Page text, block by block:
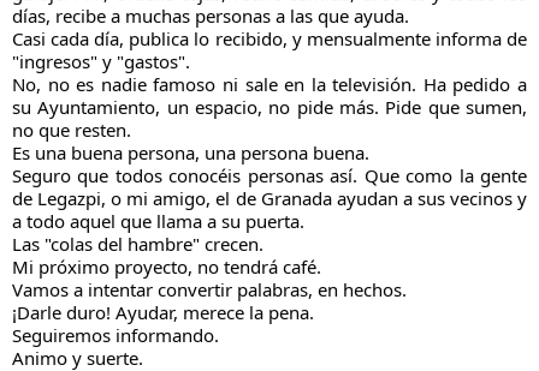
días, recibe a muchas personas a las que ayuda.
Casi cada día, publica lo recibido, y mensualmente informa de
"ingresos" y "gastos".
No, no es nadie famoso ni sale en la televisión. Ha pedido a
su Ayuntamiento, un espacio, no pide más. Pide que sumen,
no que resten.
Es una buena persona, una persona buena.
Seguro que todos conocéis personas así. Que como la gente
de Legazpi, o mi amigo, el de Granada ayudan a sus vecinos y
a todo aquel que llama a su puerta.
Las "colas del hambre" crecen.
Mi próximo proyecto, no tendrá café.
Vamos a intentar convertir palabras, en hechos.
¡Darle duro! Ayudar, merece la pena.
Seguiremos informando.
Animo y suerte.